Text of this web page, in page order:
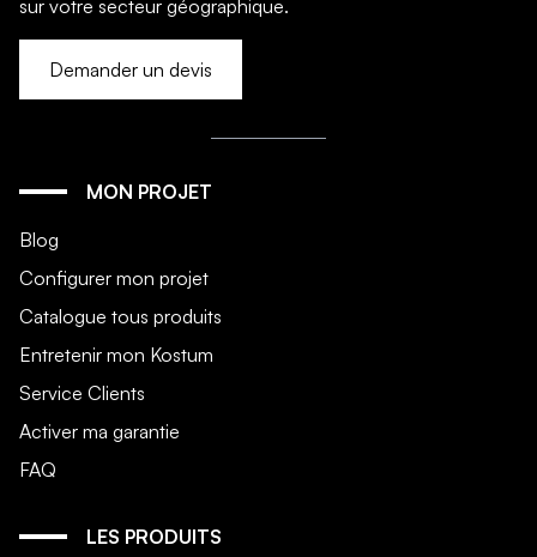
sur votre secteur géographique.
Demander un devis
MON PROJET
Blog
Configurer mon projet
Catalogue tous produits
Entretenir mon Kostum
Service Clients
Activer ma garantie
FAQ
LES PRODUITS